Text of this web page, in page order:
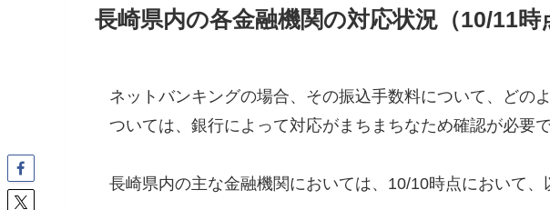
長崎県内の各金融機関の対応状況（10/11時
ネットバンキングの場合、その振込手数料について、どの
ついては、銀行によって対応がまちまちなため確認が必要で
長崎県内の主な金融機関においては、10/10時点において、